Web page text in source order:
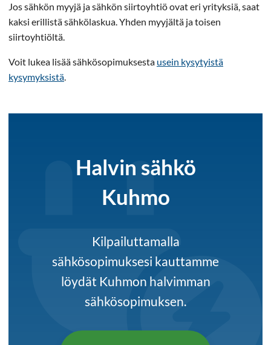
Jos sähkön myyjä ja sähkön siirtoyhtiö ovat eri yrityksiä, saat
kaksi erillistä sähkölaskua. Yhden myyjältä ja toisen
siirtoyhtiöltä.
Voit lukea lisää sähkösopimuksesta usein kysytyistä
kysymyksistä.
Halvin sähkö
Kuhmo
Kilpailuttamalla
sähkösopimuksesi kauttamme
löydät Kuhmon halvimman
sähkösopimuksen.